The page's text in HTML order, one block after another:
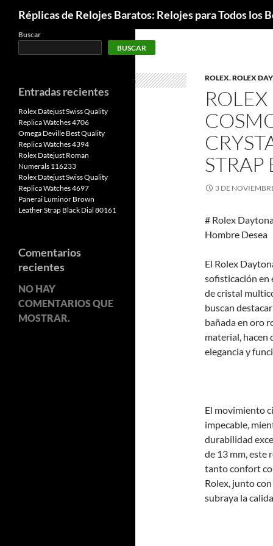
Réplicas de Relojes Baratos: Relojes para Todos los
ROLEX,ROLEX
3 DE
# Rolex
Hombre Desea
El Rolex
sofisticación en
de cristal
buscan
bañada en oro
material, hacen
elegancia y
El movimiento
impecable,
durabilidad
de 13 mm, este
tanto confort
Rolex, junto
subraya la
Buscar
BUSCAR
Entradas recientes
Rolex Datejust Swiss Quality
Replica Watches 4706
Omega Deville Best Quality
Replica Watches 4394
Rolex Datejust Roman
Numerals 116233
Rolex Datejust Swiss Quality
Replica Watches 4697
Panerai Luminor Brown
Leather Strap Black Dial 80161
Comentarios
recientes
NO HAY
COMENTARIOS QUE
MOSTRAR.